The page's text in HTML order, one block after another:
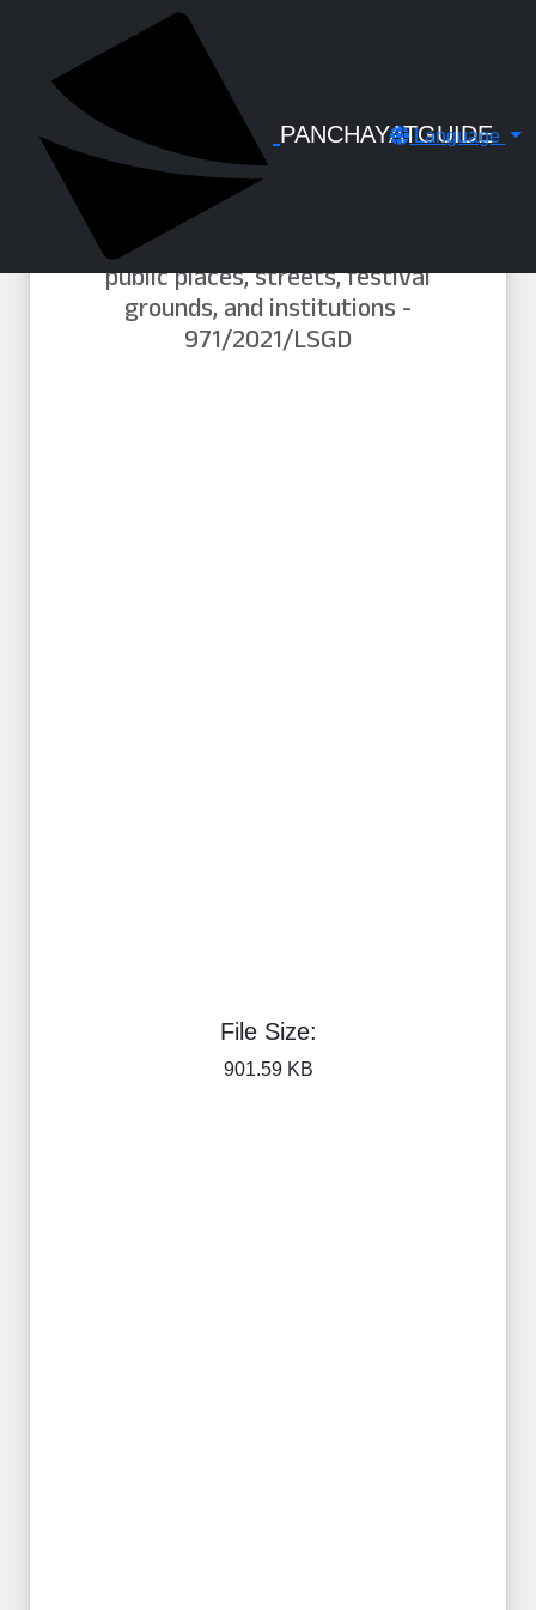
PANCHAYATGUIDE
Language
പൊതു സ്ഥലങ്ങൾ
തെരുവോരങ്ങളിൾ ഉത്സവ
പറമ്പുകൾ, സ്ഥാപനങ്ങൾ
എന്നിവചങ്ങളിൽ പച്ച
കുത്തുന്നതിന് നിയന്ത്രണങ്ങൾ
ഏർപ്പെടുത്തി ഉത്തരവ് / Order
imposing restrictions on tattooing in
public places, streets, festival
grounds, and institutions -
971/2021/LSGD
File Size:
901.59 KB